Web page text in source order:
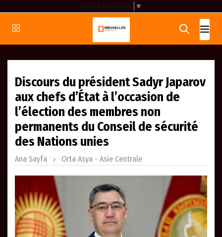
▼
Discours du président Sadyr Japarov
aux chefs d’État à l’occasion de
l’élection des membres non
permanents du Conseil de sécurité
des Nations unies
Ana Sayfa Orta Asya - Asie Centrale